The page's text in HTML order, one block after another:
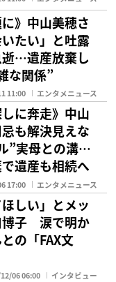
》中山美穂さ
たい」と吐露
…遺産放棄し
な関係”
11:00 エンタメニュース
に奔走》中山
も解決見えな
”実母との溝…
遺産も相続へ
17:00 エンタメニュース
ほしい」とメッ
子 涙で明か
の「FAX文
06 06:00 インタビュー